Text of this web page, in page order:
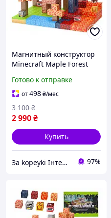
Магнитный конструктор
Minecraft Maple Forest
Приключения в кленовом
лесу 300 деталей
Готово к отправке
от498₴/мес
2 990₴
3 100 ₴
Купить
Зa kopeyki Інтернет магазин 97%